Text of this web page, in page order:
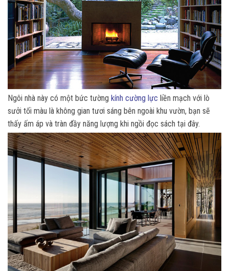
Ngôi nhà này có một bức tường kính cường lực liền mạch với lò
sưởi tối màu là không gian tươi sáng bên ngoài khu vườn, bạn sẽ
thấy ấm áp và tràn đầy năng lượng khi ngồi đọc sách tại đây.